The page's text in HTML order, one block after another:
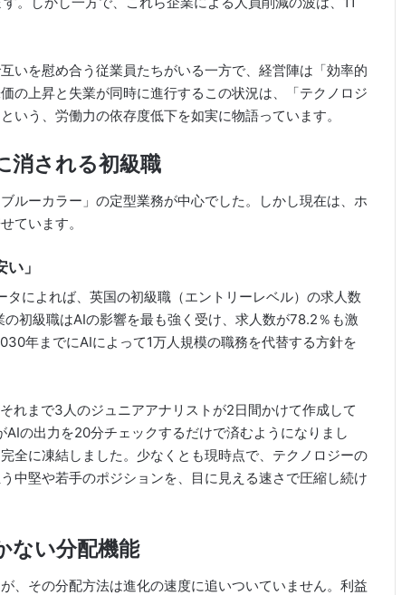
いを慰め合う従業員たちがいる一方で、経営陣は「効率的
の上昇と失業が同時に進行するこの状況は、「テクノロジ
いう、労働力の依存度低下を如実に物語っています。
消される初級職
ルーカラー」の定型業務が中心でした。しかし現在は、ホ
ています。
」
によれば、英国の初級職（エントリーレベル）の求人数
初級職はAIの影響を最も強く受け、求人数が78.2％も激
年までにAIによって1万人規模の職務を代替する方針を
れまで3人のジュニアアナリストが2日間かけて作成して
の出力を20分チェックするだけで済むようになりまし
全に凍結しました。少なくとも現時点で、テクノロジーの
中堅や若手のポジションを、目に見える速さで圧縮し続け
ない分配機能
、その分配方法は進化の速度に追いついていません。利益